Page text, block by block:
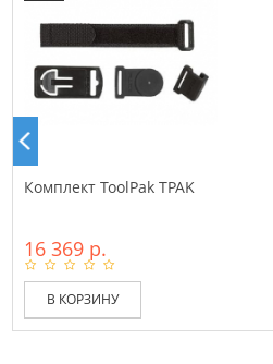
Комплект ToolPak TPAK
16 369 р.
В КОРЗИНУ